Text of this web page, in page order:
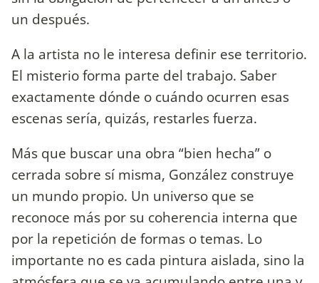
un después.
A la artista no le interesa definir ese territorio.
El misterio forma parte del trabajo. Saber
exactamente dónde o cuándo ocurren esas
escenas sería, quizás, restarles fuerza.
Más que buscar una obra “bien hecha” o
cerrada sobre sí misma, González construye
un mundo propio. Un universo que se
reconoce más por su coherencia interna que
por la repetición de formas o temas. Lo
importante no es cada pintura aislada, sino la